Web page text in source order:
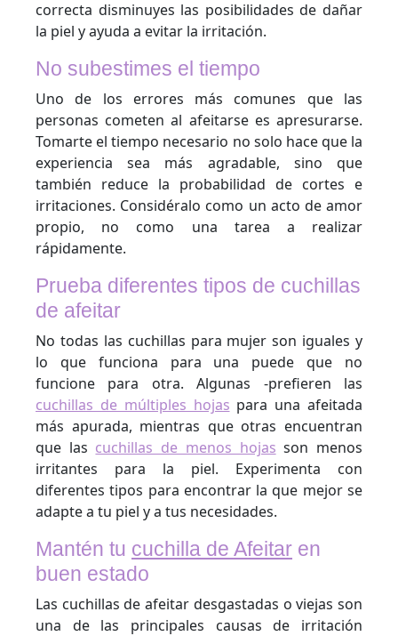
correcta disminuyes las posibilidades de dañar
la piel y ayuda a evitar la irritación.
No subestimes el tiempo
Uno de los errores más comunes que las
personas cometen al afeitarse es apresurarse.
Tomarte el tiempo necesario no solo hace que la
experiencia sea más agradable, sino que
también reduce la probabilidad de cortes e
irritaciones. Considéralo como un acto de amor
propio, no como una tarea a realizar
rápidamente.
Prueba diferentes tipos de cuchillas
de afeitar
No todas las cuchillas para mujer son iguales y
lo que funciona para una puede que no
funcione para otra. Algunas -prefieren las
cuchillas de múltiples hojas para una afeitada
más apurada, mientras que otras encuentran
que las cuchillas de menos hojas son menos
irritantes para la piel. Experimenta con
diferentes tipos para encontrar la que mejor se
adapte a tu piel y a tus necesidades.
Mantén tu cuchilla de Afeitar en
buen estado
Las cuchillas de afeitar desgastadas o viejas son
una de las principales causas de irritación